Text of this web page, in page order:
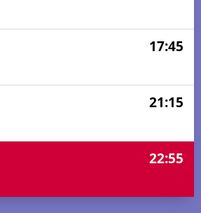
17:45
21:15
22:55